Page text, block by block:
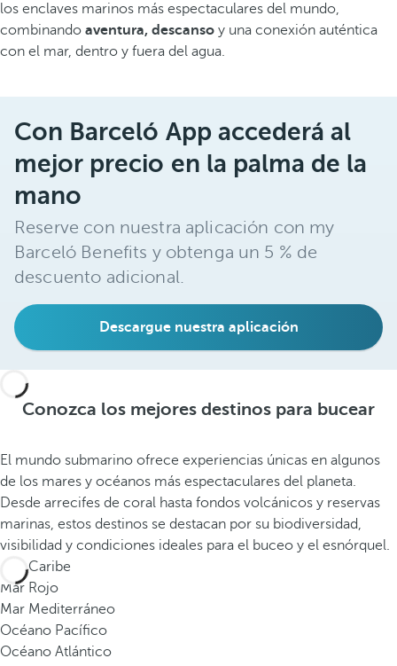
los enclaves marinos más espectaculares del mundo,
combinando aventura, descanso y una conexión auténtica
con el mar, dentro y fuera del agua.
Con Barceló App accederá al
mejor precio en la palma de la
mano
Reserve con nuestra aplicación con my
Barceló Benefits y obtenga un 5 % de
descuento adicional.
Descargue nuestra aplicación
Conozca los mejores destinos para bucear
El mundo submarino ofrece experiencias únicas en algunos
de los mares y océanos más espectaculares del planeta.
Desde arrecifes de coral hasta fondos volcánicos y reservas
marinas, estos destinos se destacan por su biodiversidad,
visibilidad y condiciones ideales para el buceo y el esnórquel.
Mar Caribe
Mar Rojo
Mar Mediterráneo
Océano Pacífico
Océano Atlántico